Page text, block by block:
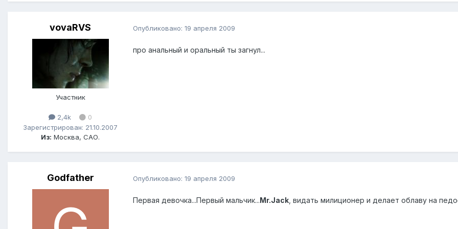
vovaRVS
Участник
2,4k
0
Зарегистрирован: 21.10.2007
Из: Москва, САО.
Опубликовано: 19 апреля 2009
про анальный и оральный ты загнул...
Godfather Опубликовано: 19 апреля 2009
Первая девочка...Первый мальчик...Mr.Jack , видать милиционер и делает облаву на